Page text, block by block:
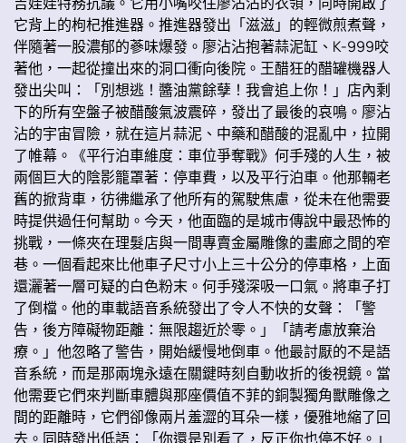
它背上的枸杞推進器。推進器發出「滋滋」的輕微煎煮聲，
伴隨著一股濃郁的蔘味爆發。廖沾沾抱著蒜泥缸、K-999咬
著他，一起從撞出來的洞口衝向後院。王醋狂的醋罐機器人
發出尖叫：「別想逃！醬油黨餘孽！我會追上你！」店內剩
下的所有空盤子被醋酸氣波震碎，發出了最後的哀鳴。廖沾
沾的宇宙冒險，就在這片蒜泥、中藥和醋酸的混亂中，拉開
了帷幕。《平行泊車維度：車位爭奪戰》何手殘的人生，被
兩個巨大的陰影籠罩著：停車費，以及平行泊車。他那輛老
舊的掀背車，彷彿繼承了他所有的駕駛焦慮，從未在他需要
時提供過任何幫助。今天，他面臨的是城市傳說中最恐怖的
挑戰，一條夾在理髮店與一間專賣金屬雕像的畫廊之間的窄
巷。一個看起來比他車子尺寸小上三十公分的停車格，上面
還灑著一層可疑的白色粉末。何手殘深吸一口氣。將車子打
了倒檔。他的車載語音系統發出了令人不快的女聲：「警
告，後方障礙物距離：無限趨近於零。」「請考慮放棄治
療。」他忽略了警告，開始緩慢地倒車。他最討厭的不是語
音系統，而是那兩塊永遠在關鍵時刻自動收折的後視鏡。當
他需要它們來判斷車體與那座價值不菲的銅製獨角獸雕像之
間的距離時，它們卻像兩片羞澀的耳朵一樣，優雅地縮了回
去。同時發出低語：「你還是別看了，反正你也停不好。」